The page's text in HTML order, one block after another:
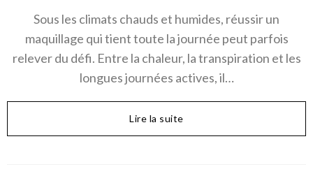
Sous les climats chauds et humides, réussir un
maquillage qui tient toute la journée peut parfois
relever du défi. Entre la chaleur, la transpiration et les
longues journées actives, il…
Lire la suite